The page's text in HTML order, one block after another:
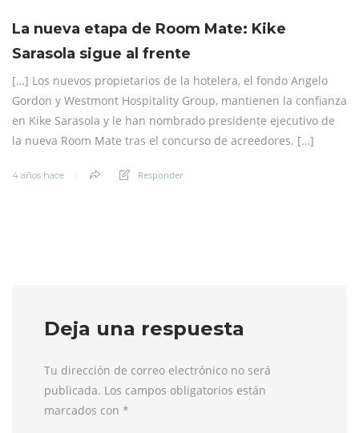
La nueva etapa de Room Mate: Kike
Sarasola sigue al frente
[…] Los nuevos propietarios de la hotelera, el fondo Angelo
Gordon y Westmont Hospitality Group, mantienen la confianza
en Kike Sarasola y le han nombrado presidente ejecutivo de
la nueva Room Mate tras el concurso de acreedores. […]
4 años hace Responder
Deja una respuesta
Tu dirección de correo electrónico no será
publicada. Los campos obligatorios están
marcados con *